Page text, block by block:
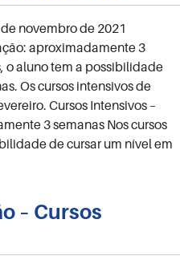
de novembro de 2021
aproximadamente 3
o aluno tem a possibilidade
Os cursos intensivos de
Cursos Intensivos –
3 semanas Nos cursos
de cursar um nível em
– Cursos